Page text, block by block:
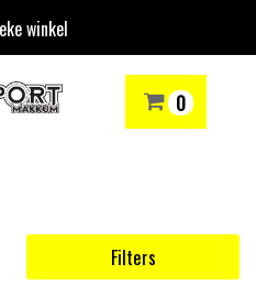
winkel
0
is leeg.
SKIËN WINTERSPORTSHOP
Filters